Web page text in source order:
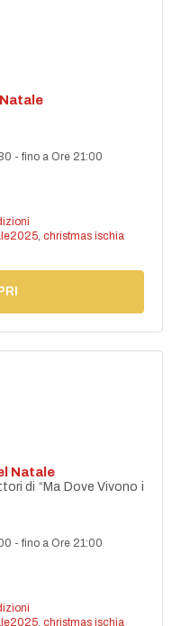
-fino a Ore 21:00
, christmas ischia
Natale
di “Ma Dove Vivono i
-fino a Ore 21:00
, christmas ischia